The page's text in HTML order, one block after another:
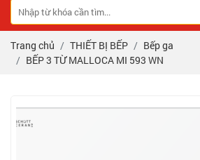
Trang chủ THIẾT BỊ BẾP
Bếp ga
BẾP 3 TỪ MALLOCA MI 593 WN